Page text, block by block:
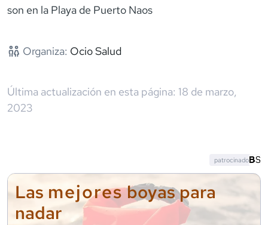
son en la Playa de Puerto Naos
Organiza: Ocio Salud
Última actualización en esta página: 18 de marzo,
2023
Las mejoresboyas para
nadar
patrocinado